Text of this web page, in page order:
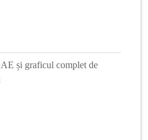
și graficul complet de